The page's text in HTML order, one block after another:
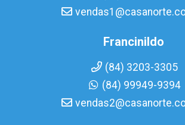
Francinildo
(84) 3203-3305
(84) 99949-9394